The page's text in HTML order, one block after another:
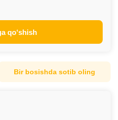
qo‘shish
Bir bosishda sotib oling